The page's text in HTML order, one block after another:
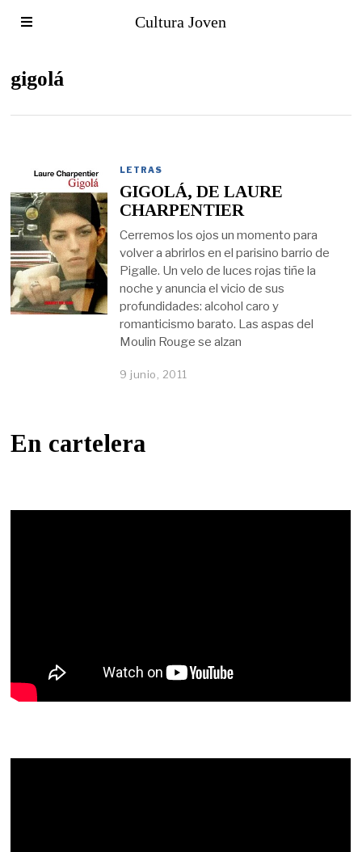
Cultura Joven
gigolá
LETRAS
GIGOLÁ, DE LAURE
CHARPENTIER
Cerremos los ojos un momento para
volver a abrirlos en el parisino barrio de
Pigalle. Un velo de luces rojas tiñe la
noche y anuncia el vicio de sus
profundidades: alcohol caro y
romanticismo barato. Las aspas del
Moulin Rouge se alzan
9 junio, 2011
En cartelera